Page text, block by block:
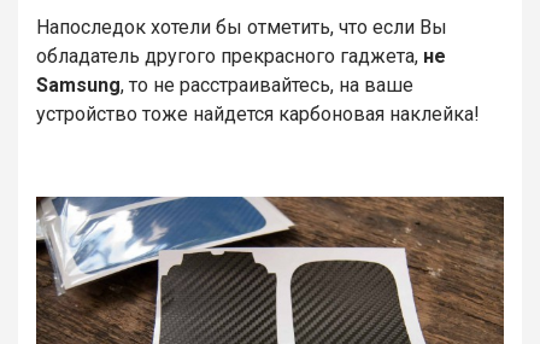
Напоследок хотели бы отметить, что если Вы
обладатель другого прекрасного гаджета, не
Samsung, то не расстраивайтесь, на ваше
устройство тоже найдется карбоновая наклейка!